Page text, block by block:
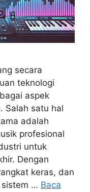
secara
teknologi
aspek
Salah satu hal
adalah
profesional
untuk
Dengan
keras, dan
sistem … Baca